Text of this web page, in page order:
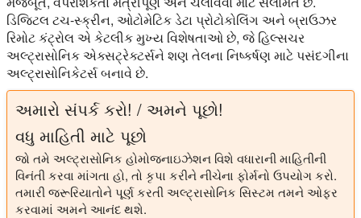
ડિજિટલ ટચ-સ્ક્રીન, ઓટોમેટિક ડેટા પ્રોટોકોલિંગ અને બ્રાઉઝર
રિમોટ કંટ્રોલ એ કેટલીક મુખ્ય વિશેષતાઓ છે, જે હિલ્સચર
અલ્ટ્રાસોનિક એક્સટ્રેક્ટર્સને શણ તેલના નિષ્કર્ષણ માટે પસંદગીના
અલ્ટ્રાસોનિકેટર્સ બનાવે છે.
અમારો સંપર્ક કરો! / અમને પૂછો!
વધુ માહિતી માટે પૂછો
જો તમે અલ્ટ્રાસોનિક હોમોજનાઇઝેશન વિશે વધારાની માહિતીની
વિનંતી કરવા માંગતા હો, તો કૃપા કરીને નીચેના ફોર્મનો ઉપયોગ કરો.
તમારી જરૂરિયાતોને પૂર્ણ કરતી અલ્ટ્રાસોનિક સિસ્ટમ તમને ઓફર
કરવામાં અમને આનંદ થશે.